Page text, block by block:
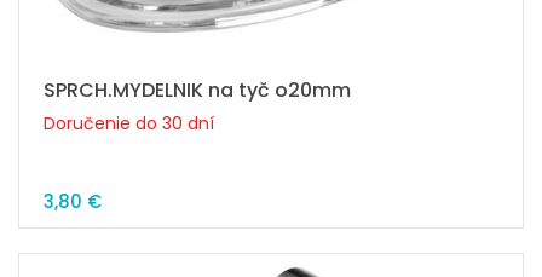
SPRCH.MYDELNIK na tyč o20mm
Doručenie do 30 dní
3,80 €